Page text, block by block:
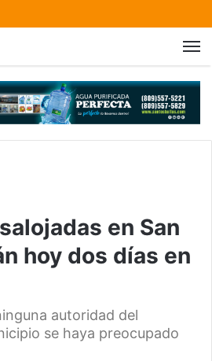
en San
hoy dos días en
autoridad del
se haya preocupado